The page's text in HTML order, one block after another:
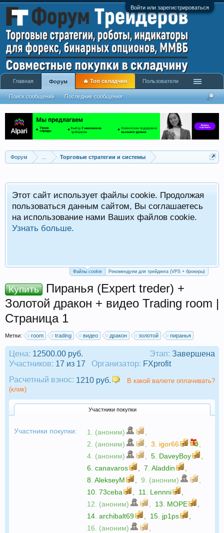
Войти или зарегистрироваться
Форум Торговые стратегии и системы
Этот сайт использует файлы cookie. Продолжая
пользоваться данным сайтом, Вы соглашаетесь
на использование нами Ваших файлов cookie.
Узнать больше.
Файлы cookie Рекомендуем для трейдинга (VPS + брокеры)
Купить
Пиранья (Еxpert treder) +
Золотой дракон + видео Trading room |
Страница 1
Метки: room trading видео дракон золотой пиранья
Этап: Завершена
Цена: 12500.00 руб.
Участников: 17 из 17 Организатор: FXprofit
Расчетный взнос: 1210 руб.
В какой валюте оплачивать?
(клик)
Участники покупки
Участники покупки: 1. (аноним)
2. (аноним)
3. igor66
4. (аноним)
5. DaveyBoy
6. canavaros 7. Aladdin
8. AlekseyM 9. (аноним)
10. 73ceba 11. Lennni
12. (аноним)
13. МОРЕ
14. archibalt69 15. jp1ps
16. (аноним)
Главная Форум
Поиск сообщений Последние сообщения
🔥 Топ складчин Пользователи